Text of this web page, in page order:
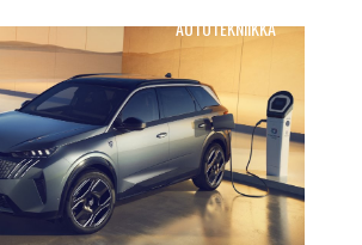
AUTOTEKNIIKKA